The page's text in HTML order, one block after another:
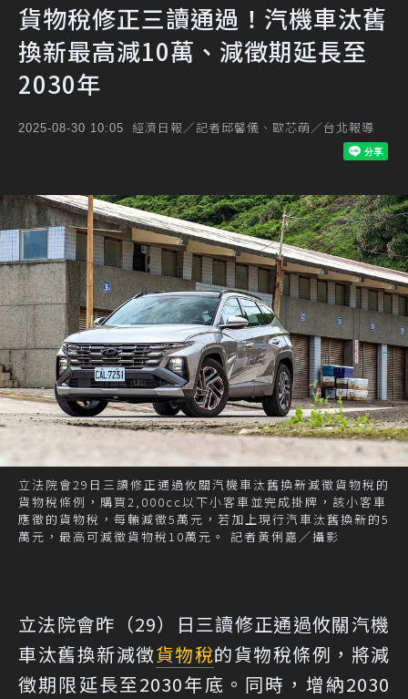
貨物稅修正三讀通過！汽機車汰舊
換新最高減10萬、減徵期延長至
2030年
2025-08-30 10:05 經濟日報／記者邱馨儀、歐芯萌／台北報導
立法院會29日三讀修正通過攸關汽機車汰舊換新減徵貨物稅的
貨物稅條例，購買2,000cc以下小客車並完成掛牌，該小客車
應徵的貨物稅，每輛減徵5萬元，若加上現行汽車汰舊換新的5
萬元，最高可減徵貨物稅10萬元。 記者黃俐嘉／攝影
立法院會昨（29）日三讀修正通過攸關汽機
車汰舊換新減徵貨物稅的貨物稅條例，將減
徵期限延長至2030年底。同時，增納2030